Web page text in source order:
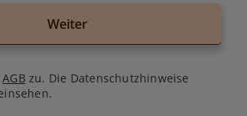
Weiter
AGB zu. Die Datenschutzhinweise